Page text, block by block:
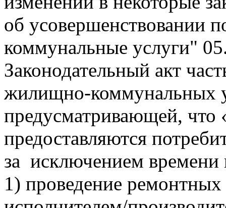
об усовершенствовании
коммунальные услуги"
Законодательный акт
жилищно-коммунальных
предусматривающей, что
предоставляются
за исключением времени
1) проведение